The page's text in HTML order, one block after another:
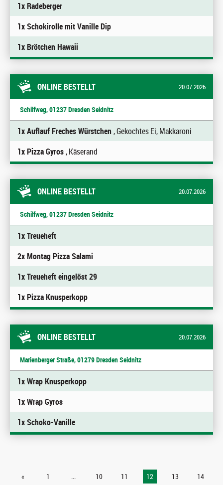
1x Radeberger
1x Schokirolle mit Vanille Dip
1x Brötchen Hawaii
ONLINE BESTELLT 20.07.2026
Schilfweg, 01237 Dresden Seidnitz
1x Auflauf Freches Würstchen, Gekochtes Ei, Makkaroni
1x Pizza Gyros, Käserand
ONLINE BESTELLT 20.07.2026
Schilfweg, 01237 Dresden Seidnitz
1x Treueheft
2x Montag Pizza Salami
1x Treueheft eingelöst 29
1x Pizza Knusperkopp
ONLINE BESTELLT 20.07.2026
Marienberger Straße, 01279 Dresden Seidnitz
1x Wrap Knusperkopp
1x Wrap Gyros
1x Schoko-Vanille
« 1 ... 10 11 12 13
14